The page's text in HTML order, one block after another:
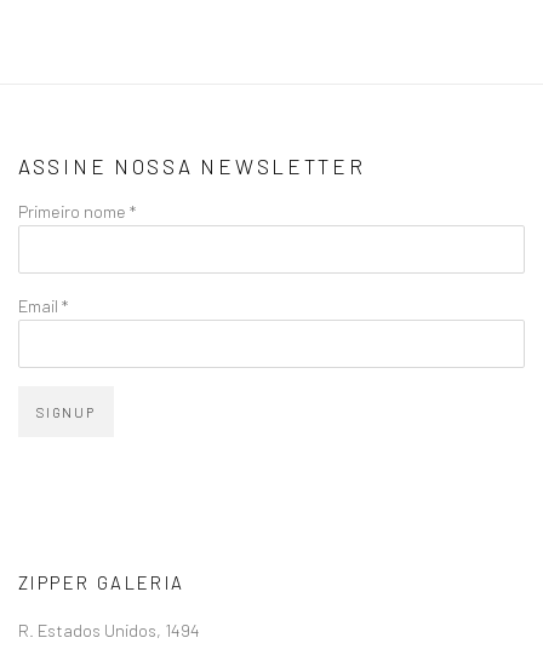
ASSINE NOSSA NEWSLETTER
Primeiro nome *
Email *
SIGNUP
ZIPPER GALERIA
R. Estados Unidos, 1494